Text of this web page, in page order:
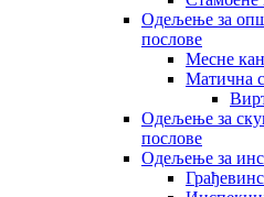
Oдељење за
послове
Месне
Матична
Одељење за
послове
Одељење за